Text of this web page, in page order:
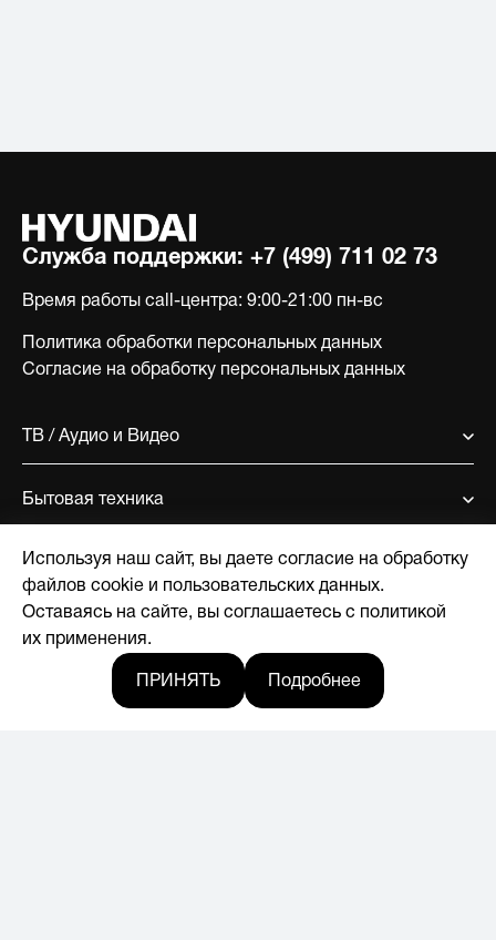
Служба поддержки: +7 (499) 711 02 73
Время работы call-центра: 9:00-21:00 пн-вс
Политика обработки персональных данных
Согласие на обработку персональных данных
ТВ / Аудио и Видео
Бытовая техника
Поддержка
Используя наш сайт, вы даете согласие на обработку
файлов cookie и пользовательских данных.
Оставаясь на сайте, вы соглашаетесь с политикой
их применения.
ПРИНЯТЬ Подробнее